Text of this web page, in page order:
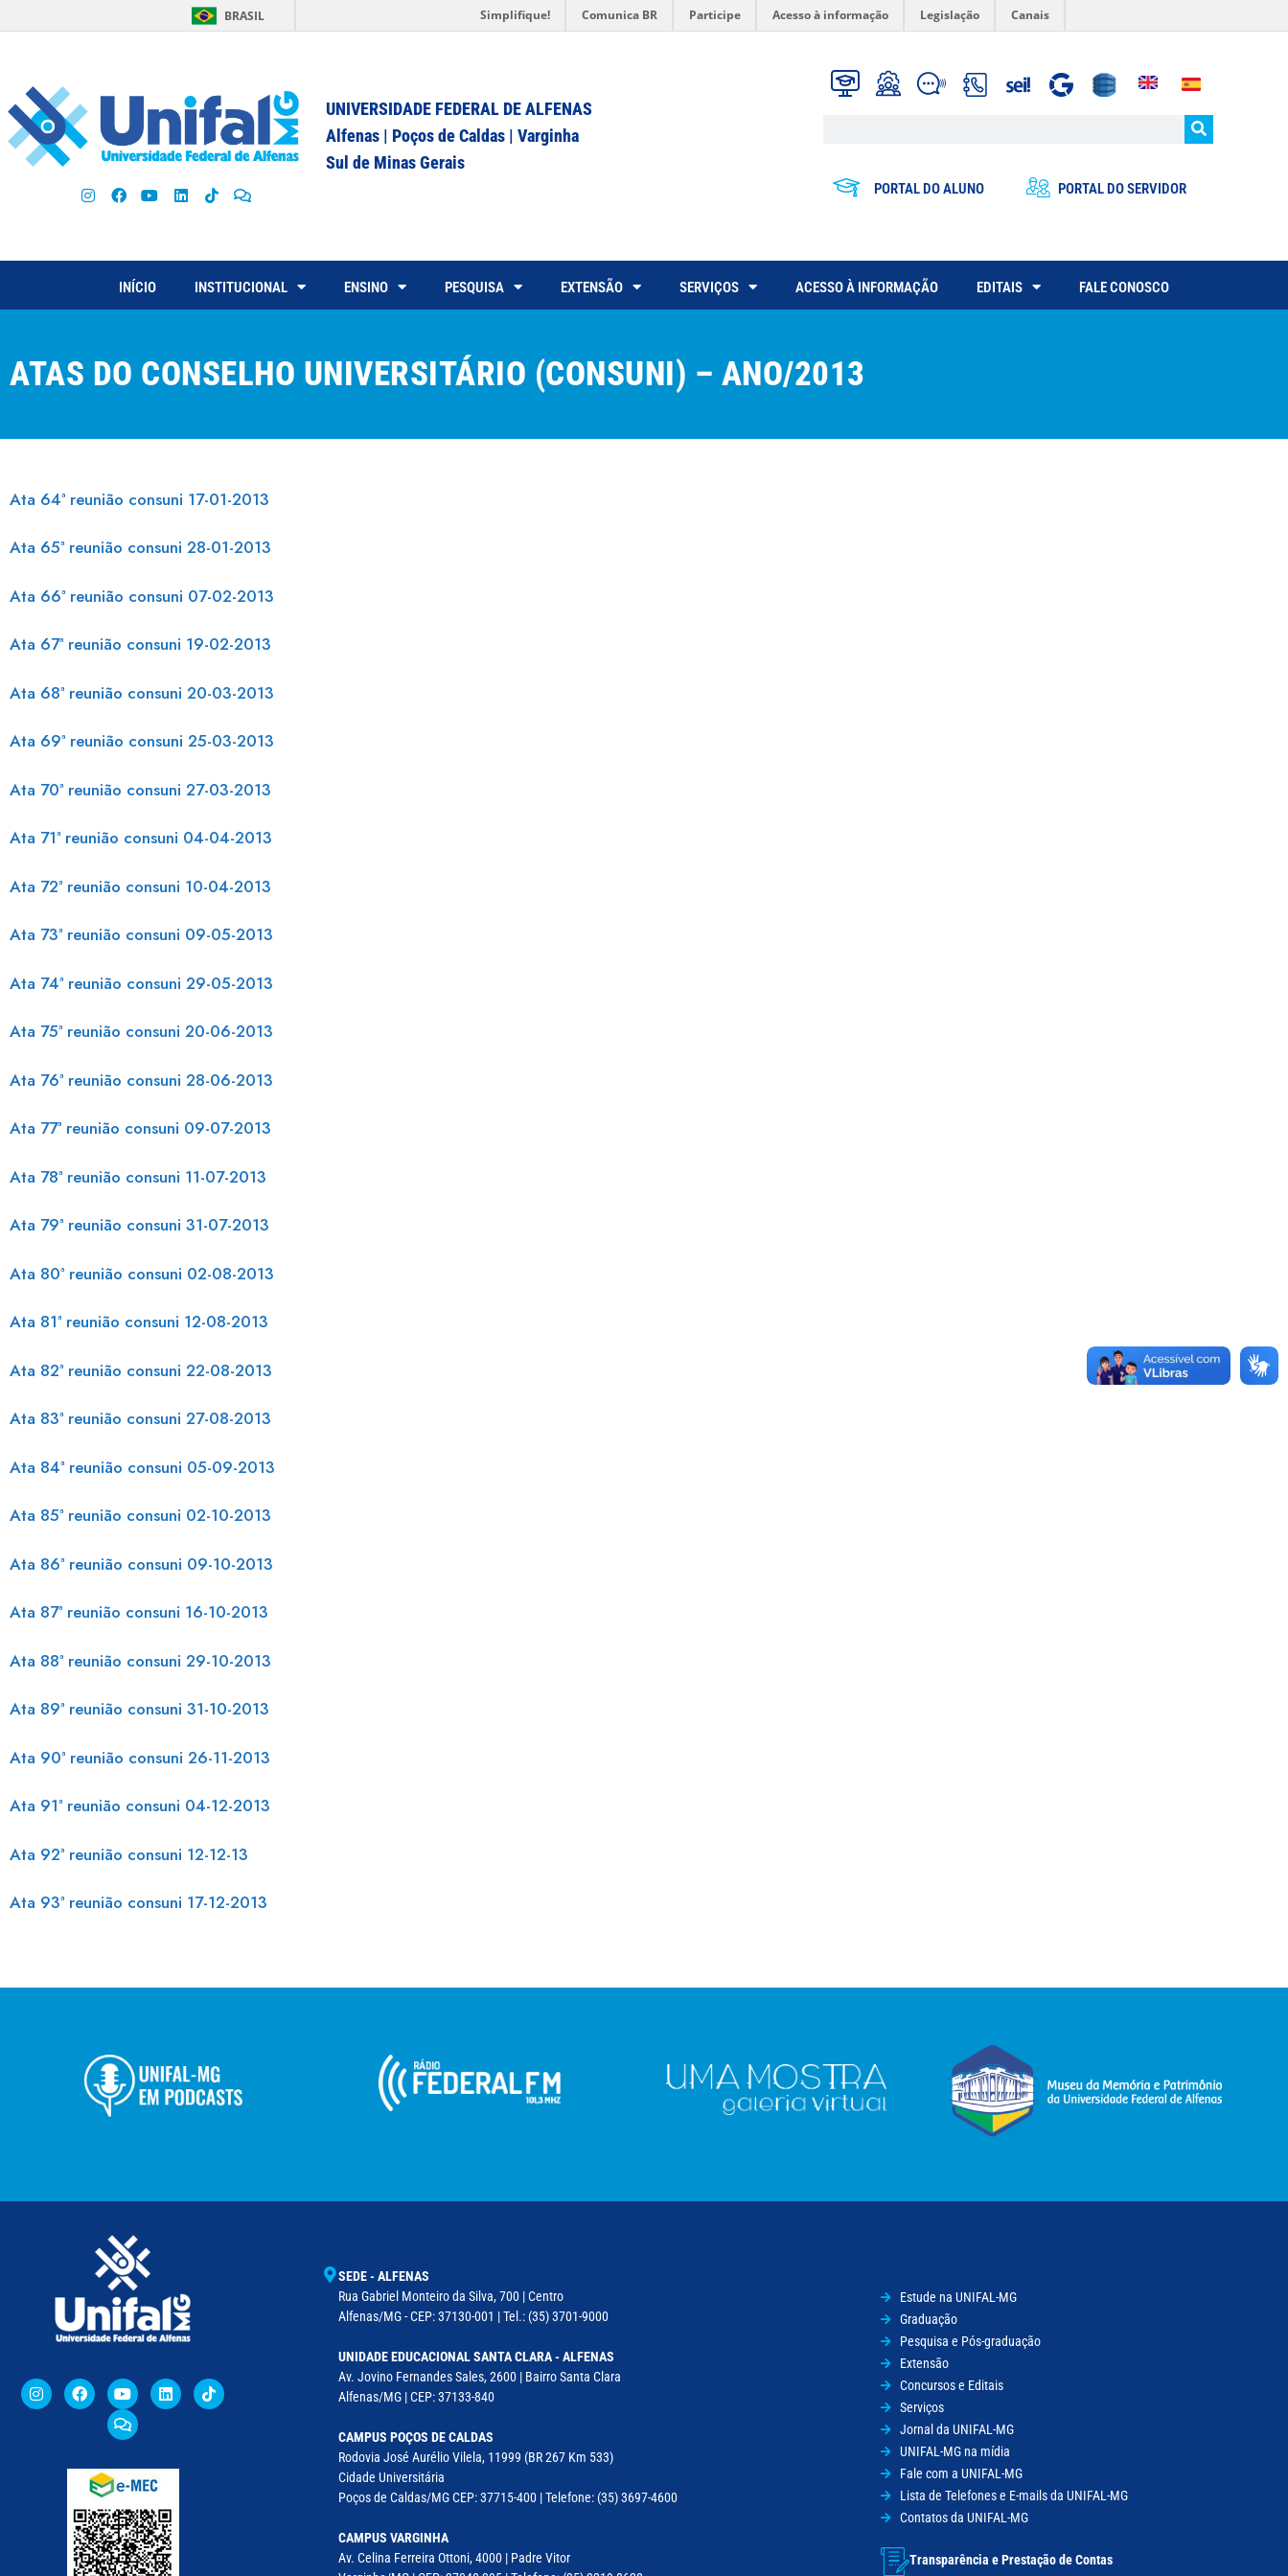
BRASIL Simplifique! Comunica BR Participe Acesso à informação Legislação Canais
UNIVERSIDADE FEDERAL DE ALFENAS
Alfenas | Poços de Caldas | Varginha
Sul de Minas Gerais
PORTAL DO ALUNO PORTAL DO SERVIDOR
INÍCIO INSTITUCIONAL ENSINO PESQUISA EXTENSÃO SERVIÇOS ACESSO À INFORMAÇÃO EDITAIS FALE CONOSCO
ATAS DO CONSELHO UNIVERSITÁRIO (CONSUNI) – ANO/2013
Ata 64ª reunião consuni 17-01-2013
Ata 65ª reunião consuni 28-01-2013
Ata 66ª reunião consuni 07-02-2013
Ata 67ª reunião consuni 19-02-2013
Ata 68ª reunião consuni 20-03-2013
Ata 69ª reunião consuni 25-03-2013
Ata 70ª reunião consuni 27-03-2013
Ata 71ª reunião consuni 04-04-2013
Ata 72ª reunião consuni 10-04-2013
Ata 73ª reunião consuni 09-05-2013
Ata 74ª reunião consuni 29-05-2013
Ata 75ª reunião consuni 20-06-2013
Ata 76ª reunião consuni 28-06-2013
Ata 77ª reunião consuni 09-07-2013
Ata 78ª reunião consuni 11-07-2013
Ata 79ª reunião consuni 31-07-2013
Ata 80ª reunião consuni 02-08-2013
Ata 81ª reunião consuni 12-08-2013
Ata 82ª reunião consuni 22-08-2013
Ata 83ª reunião consuni 27-08-2013
Ata 84ª reunião consuni 05-09-2013
Ata 85ª reunião consuni 02-10-2013
Ata 86ª reunião consuni 09-10-2013
Ata 87ª reunião consuni 16-10-2013
Ata 88ª reunião consuni 29-10-2013
Ata 89ª reunião consuni 31-10-2013
Ata 90ª reunião consuni 26-11-2013
Ata 91ª reunião consuni 04-12-2013
Ata 92ª reunião consuni 12-12-13
Ata 93ª reunião consuni 17-12-2013
SEDE - ALFENAS
Rua Gabriel Monteiro da Silva, 700 | Centro
Alfenas/MG - CEP: 37130-001 | Tel.: (35) 3701-9000
UNIDADE EDUCACIONAL SANTA CLARA - ALFENAS
Av. Jovino Fernandes Sales, 2600 | Bairro Santa Clara
Alfenas/MG | CEP: 37133-840
CAMPUS POÇOS DE CALDAS
Rodovia José Aurélio Vilela, 11999 (BR 267 Km 533)
Cidade Universitária
Poços de Caldas/MG CEP: 37715-400 | Telefone: (35) 3697-4600
CAMPUS VARGINHA
Av. Celina Ferreira Ottoni, 4000 | Padre Vitor
Estude na UNIFAL-MG
Graduação
Pesquisa e Pós-graduação
Extensão
Concursos e Editais
Serviços
Jornal da UNIFAL-MG
UNIFAL-MG na mídia
Fale com a UNIFAL-MG
Lista de Telefones e E-mails da UNIFAL-MG
Contatos da UNIFAL-MG
Transparência e Prestação de Contas